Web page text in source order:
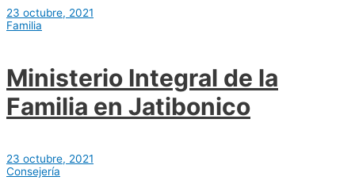
23 octubre, 2021
Familia
Ministerio Integral de la
Familia en Jatibonico
23 octubre, 2021
Consejería